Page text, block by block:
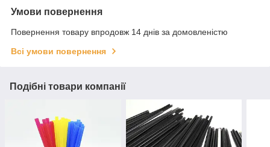
Умови повернення
Повернення товару впродовж 14 днів за домовленістю
Всі умови повернення
Подібні товари компанії